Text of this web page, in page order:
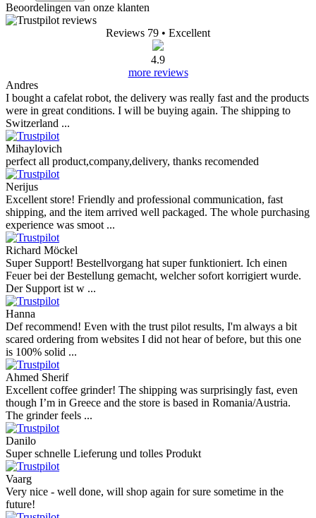
Beoordelingen van onze klanten
Reviews 79 • Excellent
4.9
more reviews
Andres
I bought a cafelat robot, the delivery was really fast and the products
were in great conditions. I will be buying again. The shipping to
Switzerland ...
Mihaylovich
perfect all product,company,delivery, thanks recomended
Nerijus
Excellent store! Friendly and professional communication, fast
shipping, and the item arrived well packaged. The whole purchasing
experience was smoot ...
Richard Möckel
Super Support! Bestellvorgang hat super funktioniert. Ich einen
Feuer bei der Bestellung gemacht, welcher sofort korrigiert wurde.
Der Support ist w ...
Hanna
Def recommend! Even with the trust pilot results, I'm always a bit
scared ordering from websites I did not hear of before, but this one
is 100% solid ...
Ahmed Sherif
Excellent coffee grinder! The shipping was surprisingly fast, even
though I’m in Greece and the store is based in Romania/Austria.
The grinder feels ...
Danilo
Super schnelle Lieferung und tolles Produkt
Vaarg
Very nice - well done, will shop again for sure sometime in the
future!